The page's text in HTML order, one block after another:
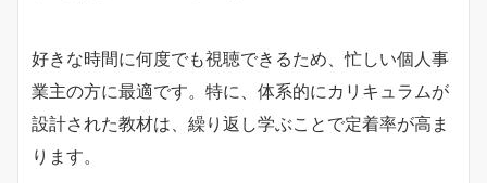
好きな時間に何度でも視聴できるため、忙しい個人事
業主の方に最適です。特に、体系的にカリキュラムが
設計された教材は、繰り返し学ぶことで定着率が高ま
ります。